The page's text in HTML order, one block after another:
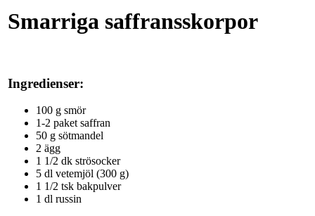
Smarriga saffransskorpor
Ingredienser:
100 g smör
1-2 paket saffran
50 g sötmandel
2 ägg
1 1/2 dk strösocker
5 dl vetemjöl (300 g)
1 1/2 tsk bakpulver
1 dl russin